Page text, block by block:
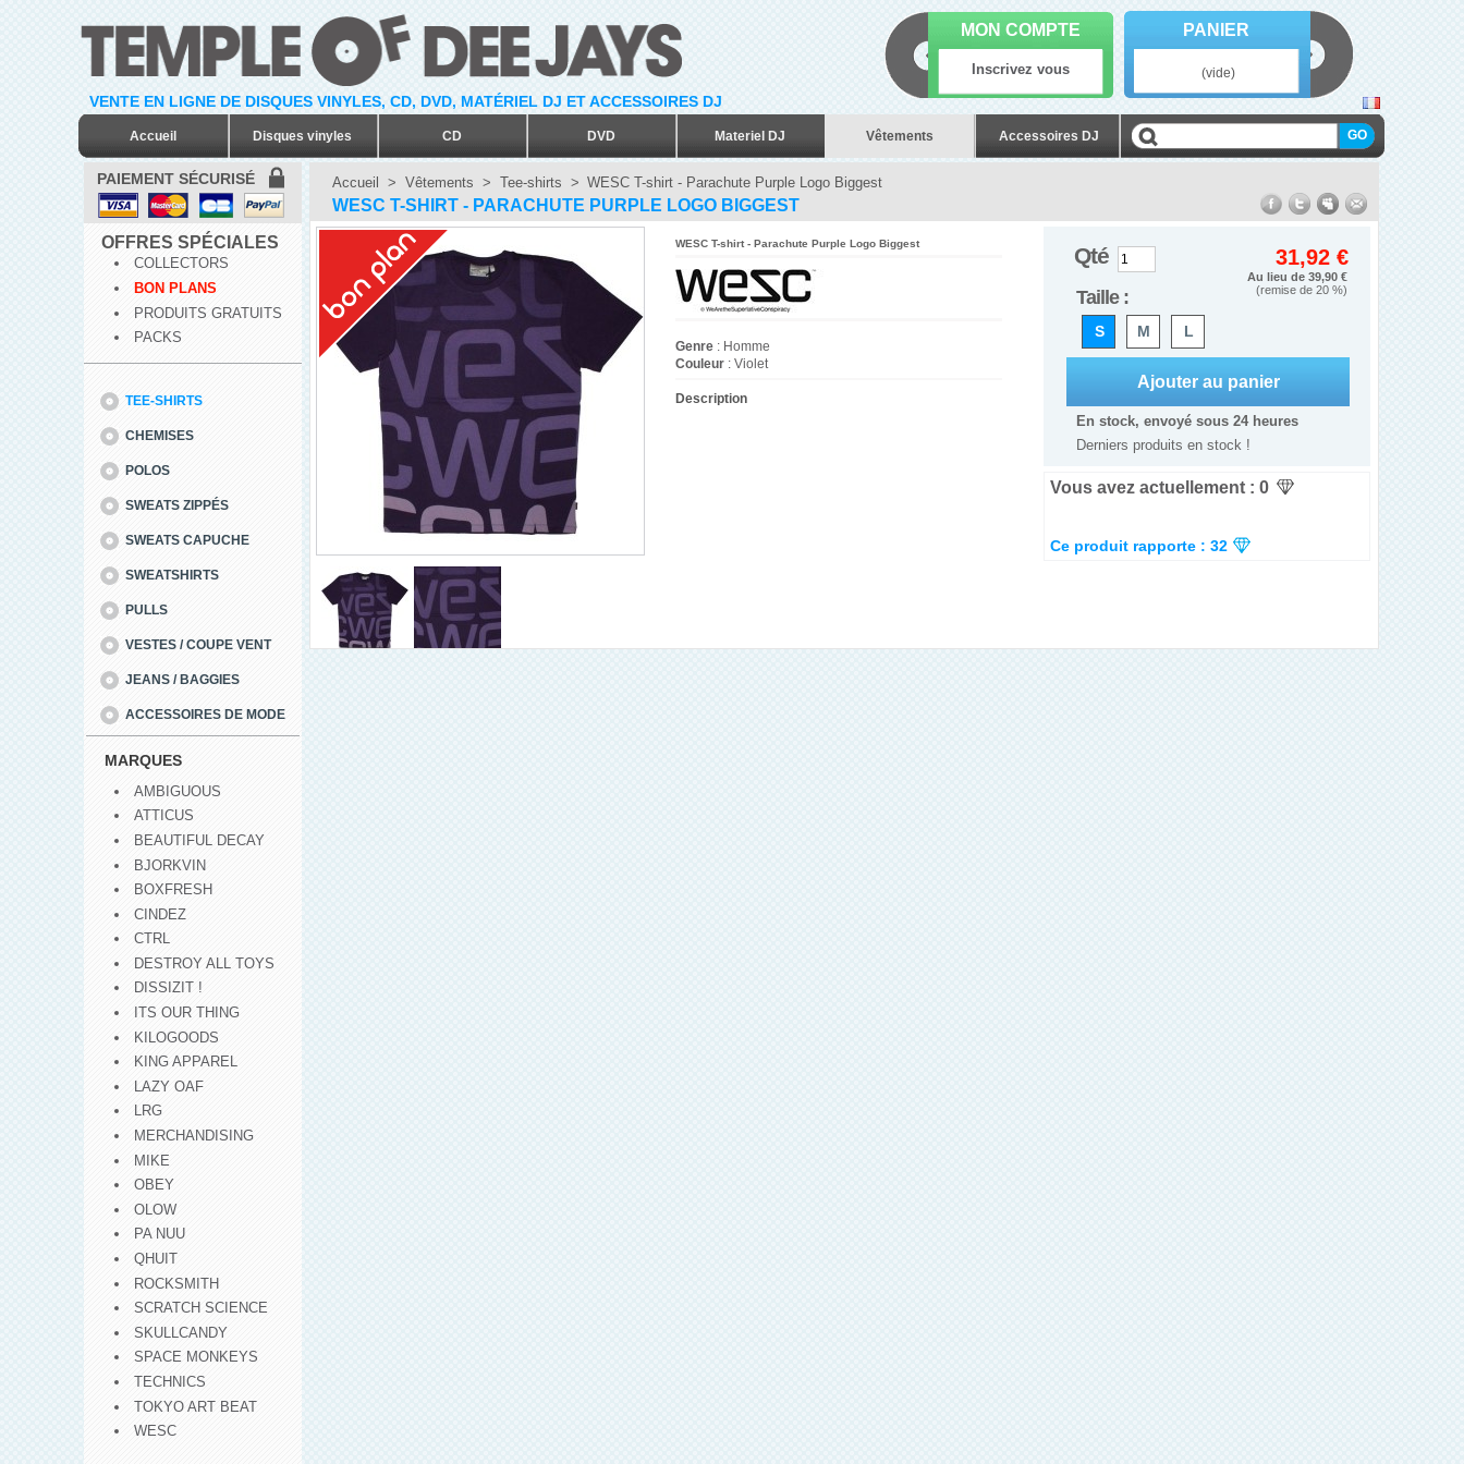
VENTE EN LIGNE DE DISQUES VINYLES, CD, DVD, MATÉRIEL DJ ET ACCESSOIRES DJ
Accueil Disques vinyles CD DVD Materiel DJ Vêtements Accessoires DJ
MON COMPTE
Inscrivez vous
PANIER
(vide)
PAIEMENT SÉCURISÉ
OFFRES SPÉCIALES
COLLECTORS
BON PLANS
PRODUITS GRATUITS
PACKS
TEE-SHIRTS
CHEMISES
POLOS
SWEATS ZIPPÉS
SWEATS CAPUCHE
SWEATSHIRTS
PULLS
VESTES / COUPE VENT
JEANS / BAGGIES
ACCESSOIRES DE MODE
MARQUES
AMBIGUOUS
ATTICUS
BEAUTIFUL DECAY
BJORKVIN
BOXFRESH
CINDEZ
CTRL
DESTROY ALL TOYS
DISSIZIT !
ITS OUR THING
KILOGOODS
KING APPAREL
LAZY OAF
LRG
MERCHANDISING
MIKE
OBEY
OLOW
PA NUU
QHUIT
ROCKSMITH
SCRATCH SCIENCE
SKULLCANDY
SPACE MONKEYS
TECHNICS
TOKYO ART BEAT
WESC
Accueil > Vêtements > Tee-shirts > WESC T-shirt - Parachute Purple Logo Biggest
WESC T-SHIRT - PARACHUTE PURPLE LOGO BIGGEST
WESC T-shirt - Parachute Purple Logo Biggest
Genre : Homme
Couleur : Violet
Description
31,92 €
Au lieu de 39,90 €
(remise de 20 %)
Taille :
S M L
Qté
En stock, envoyé sous 24 heures
Derniers produits en stock !
Vous avez actuellement : 0
Ce produit rapporte : 32